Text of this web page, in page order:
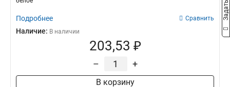
Подробнее Сравнить
Наличие: В наличии
203,53 ₽
– +
В корзину